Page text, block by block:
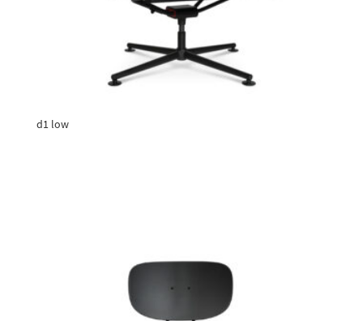
d1 low